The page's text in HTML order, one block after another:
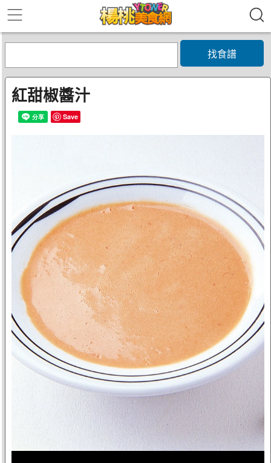
找食譜
紅甜椒醬汁
Save